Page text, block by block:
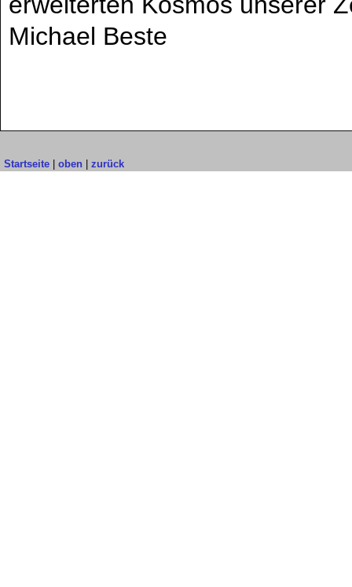
Michael Beste
Startseite oben zurück